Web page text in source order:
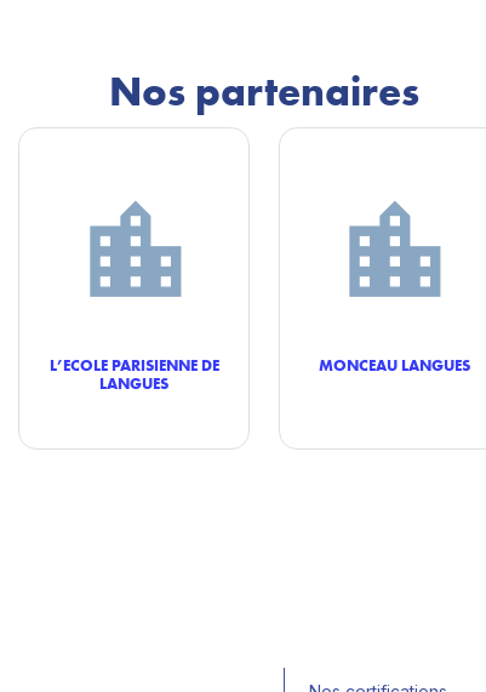
Nos partenaires
L’ECOLE PARISIENNE DE
LANGUES
MONCEAU LANGUES